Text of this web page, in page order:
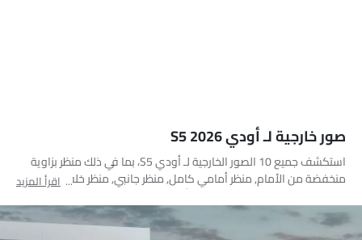
صور خارجية لـ أودي S5 2026
استكشف جميع 10 الصور الخارجية لـ أودي S5، بما في ذلك منظر بزاوية
منخفضة من الأمام, منظر أمامي كامل, منظر جانبي, منظر خلفي جانبي
متقاطع, منظر خلفي كامل, مصباح أمامي, مصباح خلفي, عجلة, مصباح
الضباب الأمامي, منظر الشبك الأمامي
اقرأ المزيد